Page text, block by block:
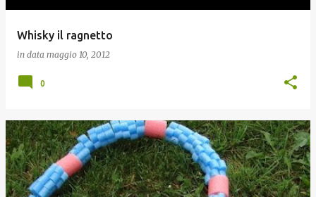
Whisky il ragnetto
in data maggio 10, 2012
0